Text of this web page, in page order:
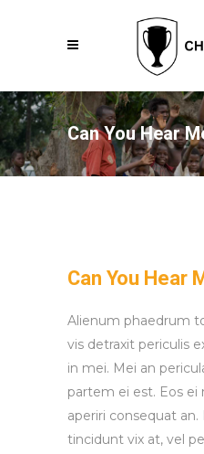
Can You Hear
Can You Hear
Alienum phaedrum
vis detraxit periculis
in mei. Mei an
partem ei est. Eos ei
aperiri consequat an.
tincidunt vix at, vel